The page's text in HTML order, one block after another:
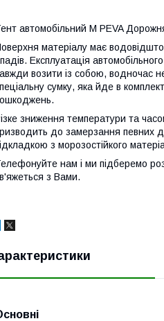
автомобільний М PEVA
матеріалу має
Експлуатація
возити із собою, водночас
сумку, яка йде в
зниження температури та
до замерзання певних
з морозостійкого
нам і ми підберемо
з Вами.